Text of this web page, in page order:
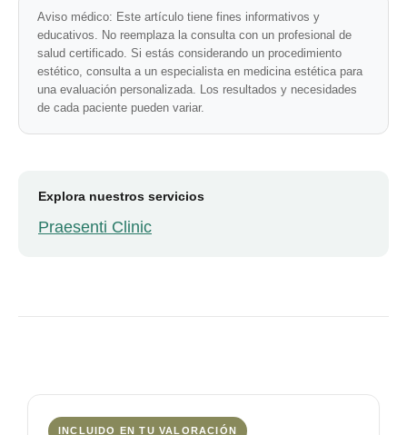
Aviso médico: Este artículo tiene fines informativos y
educativos. No reemplaza la consulta con un profesional de
salud certificado. Si estás considerando un procedimiento
estético, consulta a un especialista en medicina estética para
una evaluación personalizada. Los resultados y necesidades
de cada paciente pueden variar.
Explora nuestros servicios
Praesenti Clinic
INCLUIDO EN TU VALORACIÓN